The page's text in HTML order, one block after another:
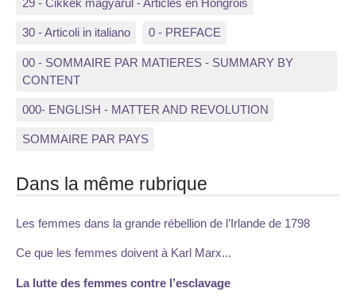
29 - Cikkek magyarul - Articles en Hongrois
30 - Articoli in italiano 0 - PREFACE
00 - SOMMAIRE PAR MATIERES - SUMMARY BY
CONTENT
000- ENGLISH - MATTER AND REVOLUTION
SOMMAIRE PAR PAYS
Dans la même rubrique
Les femmes dans la grande rébellion de l’Irlande de 1798
Ce que les femmes doivent à Karl Marx...
La lutte des femmes contre l’esclavage